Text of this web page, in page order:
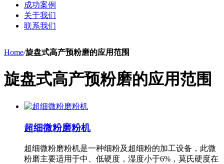
成功案例
关于我们
联系我们
Home/旋盘式高产预粉磨的应用范围
旋盘式高产预粉磨的应用范围
超细微粉磨粉机
超细微粉磨粉机是一种细粉及超细粉的加工设备，此微
粉磨主要适用于中、低硬度，湿度小于6%，莫氏硬度在